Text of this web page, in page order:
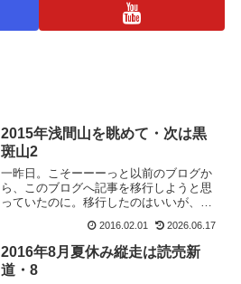
2015年浅間山を眺めて・次は黒
斑山2
一昨日。こそーーーっと以前のブログか
ら、このブログへ記事を移行しようと思
っていたのに。移行したのはいいが、更
だから２０１６年の日付更新に。まあ、
それも別にすぐに直せばいいのですが、
ほんの数分の更新日時だっ...
2016.02.01 2026.06.17
2016年8月夏休み縦走は読売新
道・8